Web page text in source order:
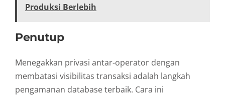
Produksi Berlebih
Penutup
Menegakkan privasi antar-operator dengan
membatasi visibilitas transaksi adalah langkah
pengamanan database terbaik. Cara ini